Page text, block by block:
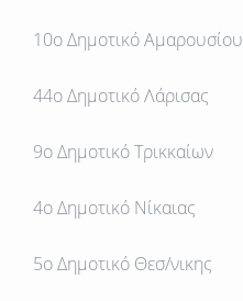
10ο Δημοτικό Aμαρουσίου
44ο Δημοτικό Λάρισας
9ο Δημοτικό Τρικκαίων
4ο Δημοτικό Νίκαιας
5ο Δημοτικό Θεσ/νικης